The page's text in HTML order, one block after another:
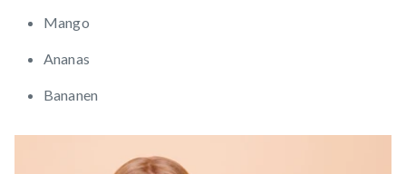
Mango
Ananas
Bananen